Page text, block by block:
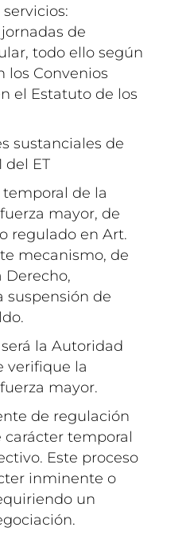
de
todo ello según
los Convenios
el Estatuto de los
sustanciales de
del ET
de la
mayor, de
regulado en Art.
mecanismo, de
Derecho,
suspensión de
la Autoridad
verifique la
mayor.
de regulación
carácter temporal
Este proceso
inminente o
un